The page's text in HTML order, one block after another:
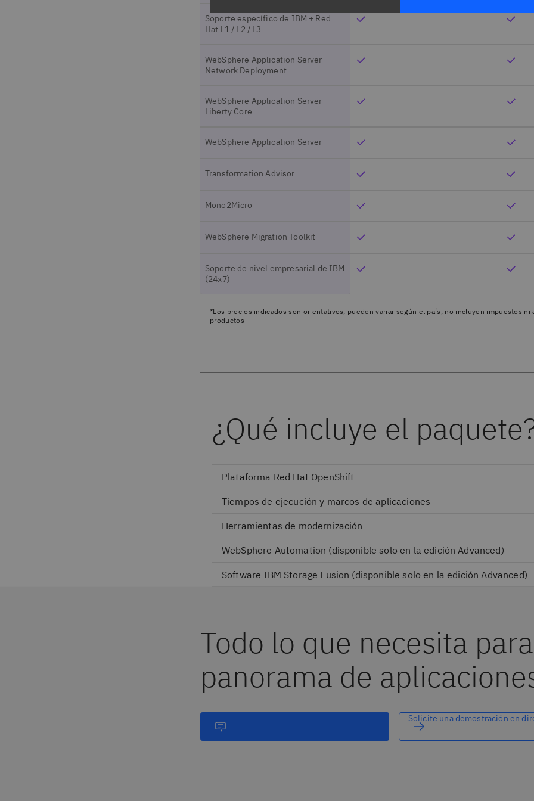
Soporte específico de IBM + Red
Hat L1 / L2 / L3
WebSphere Application Server
Network Deployment
WebSphere Application Server
Liberty Core
WebSphere Application Server
Transformation Advisor
Mono2Micro
WebSphere Migration Toolkit
Soporte de nivel empresarial de IBM
(24x7)
*Los precios indicados son orientativos, pueden variar según el país, no incluyen impuestos
productos
¿Qué incluye el
Plataforma Red Hat OpenShift
Tiempos de ejecución y marcos de aplicaciones
Herramientas de modernización
WebSphere Automation (disponible solo en la edición Advanced)
Software IBM Storage Fusion (disponible solo en la edición Advanced)
Todo lo que necesita
panorama de
Solicite una demostración en